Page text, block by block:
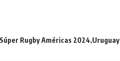
Súper Rugby Américas 2024 Uruguay